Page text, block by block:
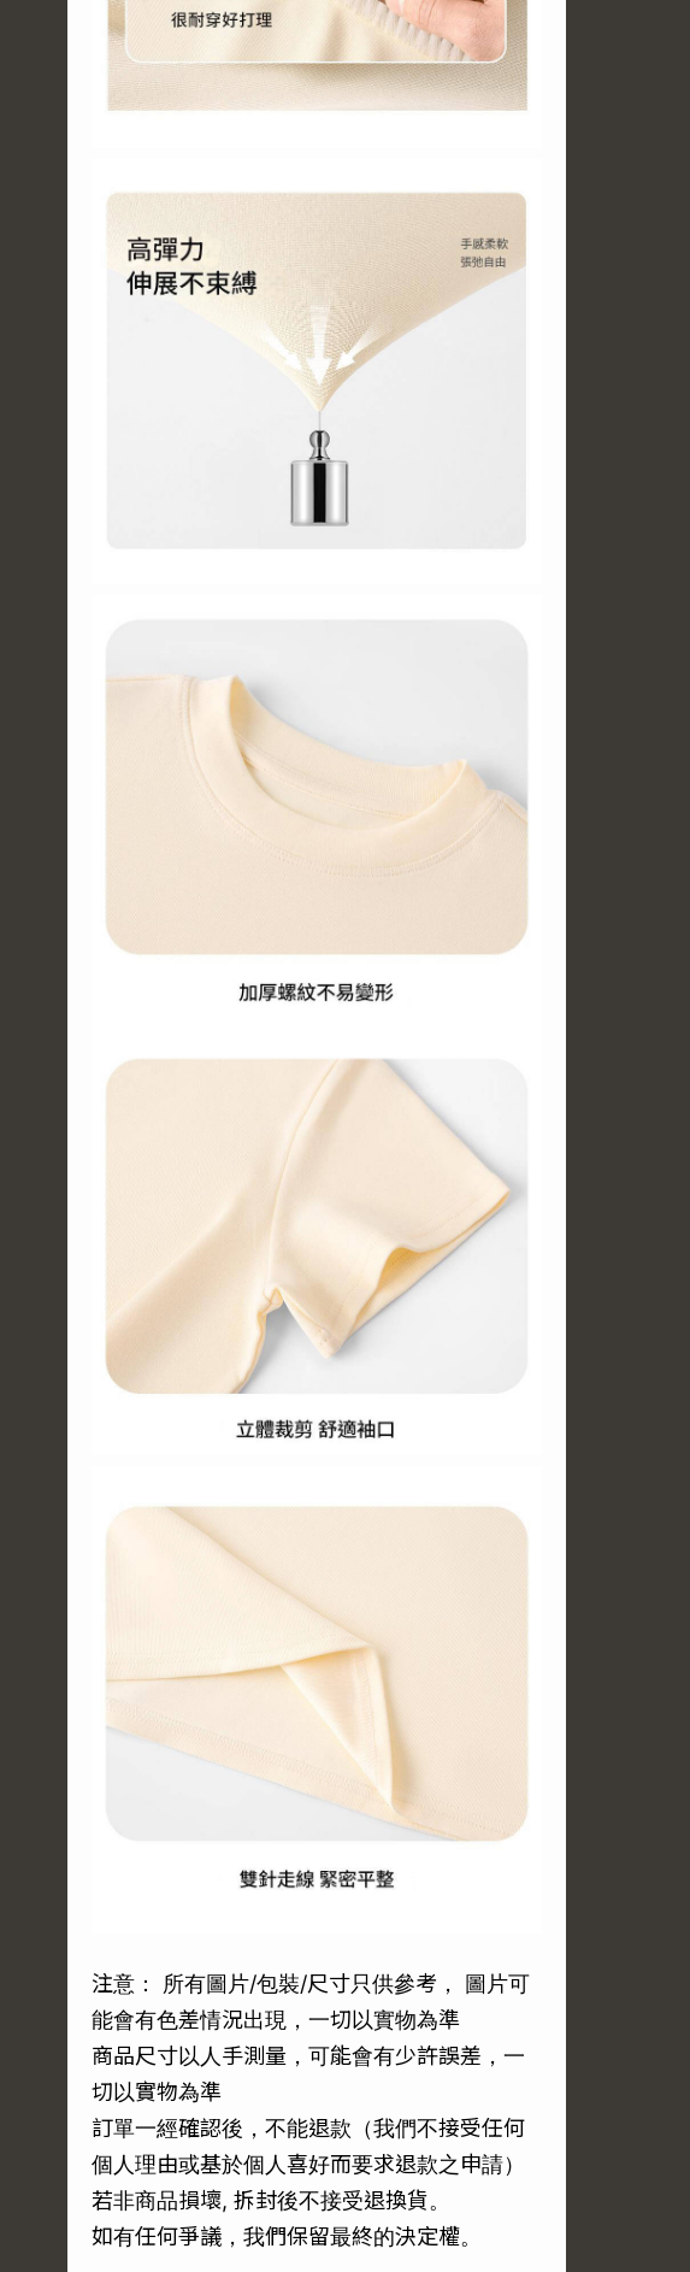
注意： 所有圖片/包裝/尺寸只供參考， 圖片可
能會有色差情況出現，一切以實物為準
商品尺寸以人手測量，可能會有少許誤差，一
切以實物為準
訂單一經確認後，不能退款（我們不接受任何
個人理由或基於個人喜好而要求退款之申請）
若非商品損壞, 拆封後不接受退換貨。
如有任何爭議，我們保留最終的決定權。